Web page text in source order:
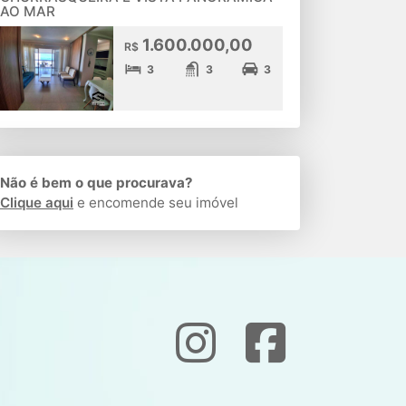
AO MAR
R$1.600.000,00
3 3 3
Não é bem o que procurava?
Clique aqui e encomende seu imóvel